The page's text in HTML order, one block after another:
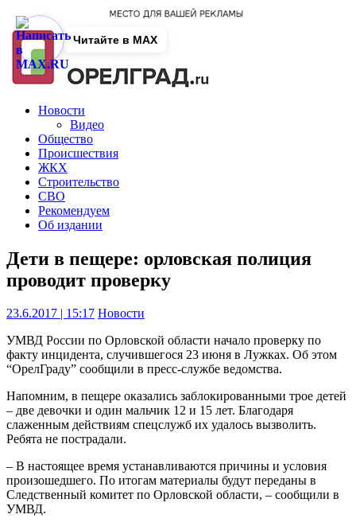
Новости
Видео
Общество
Происшествия
ЖКХ
Строительство
СВО
Рекомендуем
Об издании
Дети в пещере: орловская полиция
проводит проверку
23.6.2017 | 15:17 Новости
УМВД России по Орловской области начало проверку по
факту инцидента, случившегося 23 июня в Лужках. Об этом
“ОрелГраду” сообщили в пресс-службе ведомства.
Напомним, в пещере оказались заблокированными трое детей
– две девочки и один мальчик 12 и 15 лет. Благодаря
слаженным действиям спецслужб их удалось вызволить.
Ребята не пострадали.
– В настоящее время устанавливаются причины и условия
произошедшего. По итогам материалы будут переданы в
Следственный комитет по Орловской области, – сообщили в
УМВД.
Читайте в MAX